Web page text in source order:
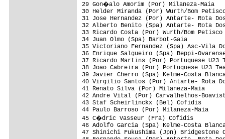
29 Gon�alo Amorim (Por) Milaneza-
30 Helder Miranda (Por) Wurth/Bom
31 Jose Hernandez (Por) Antarte- Rota
32 Alberto Benito (Spa) Antarte-
33 Ricardo Costa (Por) Wurth/Bom
34 Juan Olmo (Spa) Barbot-Gaia
35 Victoriano Fernandez (Spa) Asc-Vila
36 Enrique Salgueiro (Spa)
37 Ricardo Martins (Por) Portuguese
38 Joao Cabreira (Por) Portuguese
39 Javier Cherro (Spa) Kelme-Costa
40 Virgilio Santos (Por) Antarte- Rota
41 Renato Silva (Por)
42 Andre Vital (Por) Carvalhelhos-
43 Staf Scheirlinckx (Bel) Cofidis
44 Paulo Barroso (Por) Milaneza-
45 C�dric Vasseur (Fra) Cofidis
46 Adolfo Garcia (Spa)
47 Shinichi Fukushima (Jpn)